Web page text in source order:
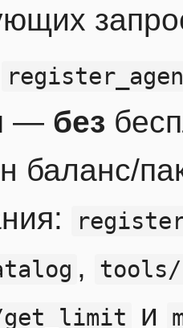
— без
баланс/
,
get_limit
и